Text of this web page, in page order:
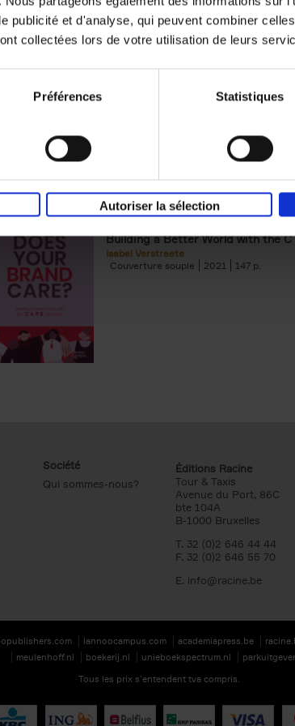
publicité et d'analyse, qui peuvent combiner
collectées lors de votre utilisation de leurs
Préférences Statistiques
Autoriser la sélection
Building Bonds =
Does Your Brand Care?
Building a Better World with the C
Isabel Verstraete
Couverture souple
2021 147
Société
Qui sommes-nous?
Éditions Racine
Tour & Taxis
Avenue du Port, 86C
bte 104A
B-1000 Bruxelles
T. 32 (0)2 646 44 44
F. 32 (0)2 646 55 70
E. info@racine.be
lannoocampus.com academiapress.be
meulenhoff.nl
boekerij.nl unieboekspectrum.nl
Tous les prix s’entendent tva compris.